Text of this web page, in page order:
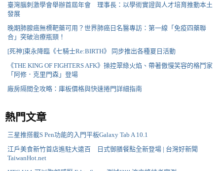
臺灣腦刺激學會舉辦首屆年會 理事長：以學術實證與人才培育推動本土
發展
晚期肺腺癌無標靶藥可用？世界肺癌日名醫專訪：第一線「免疫四藥聯
合」突破治療瓶頸！
[死神]東永降臨《七騎士Re:BIRTH》 同步推出各種夏日活動
《THE KING OF FIGHTERS AFK》操控翠綠火焰、帶著傲慢笑容的格鬥家
「阿修．克里門森」登場
廠房隔間全攻略：庫板價格與快速捲門詳細指南
熱門文章
三星推搭載S Pen功能的入門平板Galaxy Tab A 10.1
江戶美食新竹首店進駐大遠百 日式御膳餐點全新登場 | 台灣好新聞
TaiwanHot.net